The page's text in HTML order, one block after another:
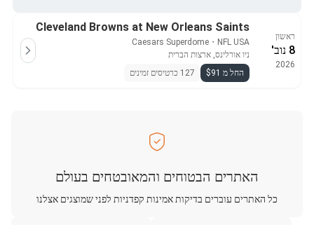
ראשון
8 נוב'
2026
Cleveland Browns at New Orleans Saints
NFL USA
・
Caesars Superdome
ניו אורלינס, ארצות הברית
החל מ $91
127 כרטיסים זמינים
האתרים הבטוחים והמאובטחים בעולם
כל האתרים עוברים בדיקות אמינות קפדניות לפני שמוצגים אצלנו